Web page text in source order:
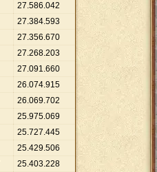
27.586.042
27.384.593
27.356.670
27.268.203
27.091.660
26.074.915
26.069.702
25.975.069
25.727.445
25.429.506
25.403.228